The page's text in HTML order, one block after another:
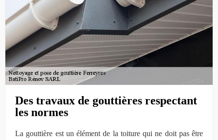
Des travaux de gouttières respectant
les normes
La gouttière est un élément de la toiture qui ne doit pas être